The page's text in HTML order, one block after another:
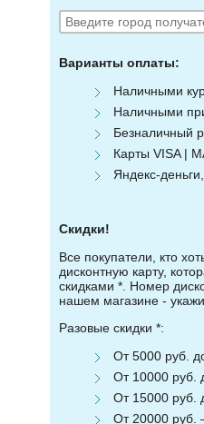
Варианты оплаты:
Наличными
Наличными
Безналичный
Карты VISA |
Яндекс-
Скидки!
Все покупатели, кто
дисконтную карту,
скидками *. Номер
нашем магазине -
Разовые скидки *:
От 5000 руб.
От 10000 руб.
От 15000 руб.
От 20000 руб.